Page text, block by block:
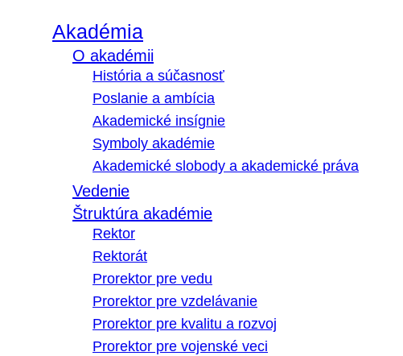
Akadémia
O akadémii
História a súčasnosť
Poslanie a ambícia
Akademické insígnie
Symboly akadémie
Akademické slobody a akademické práva
Vedenie
Štruktúra akadémie
Rektor
Rektorát
Prorektor pre vedu
Prorektor pre vzdelávanie
Prorektor pre kvalitu a rozvoj
Prorektor pre vojenské veci